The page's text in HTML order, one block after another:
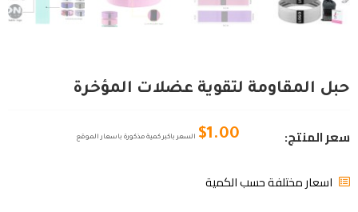
حبل المقاومة لتقوية عضلات المؤخرة
سعر المنتج: $1.00 السعر باكبر كمية مذكورة باسعار الموقع
اسعار مختلفة حسب الكمية